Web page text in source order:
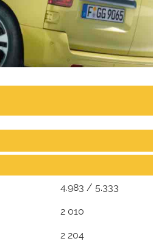
4.983 / 5.333
2 010
2 204